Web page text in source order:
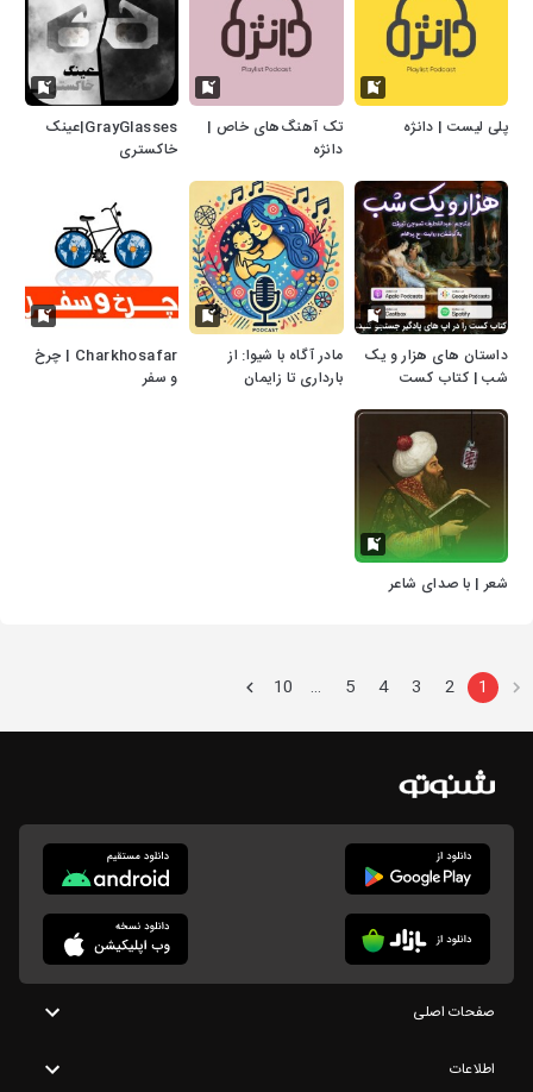
پلی لیست | دانژه
تک آهنگ‌های خاص |
دانژه
GrayGlasses|عینک
خاکستری
داستان های هزار و یک
شب | کتاب کست
مادر آگاه با شیوا: از
بارداری تا زایمان
Charkhosafar | چرخ
و سفر
شعر | با صدای شاعر
1
2
3
4
5
…
10
صفحات اصلی
اطلاعات